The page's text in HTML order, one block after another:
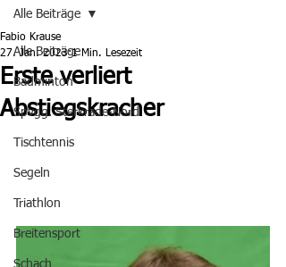
Alle Beiträge
Badminton
Spvgg. Sterkrade-Nord
Tischtennis
Segeln
Triathlon
Breitensport
Schach
Alle Beiträge
Erste verliert
Abstiegskracher
Fabio Krause
27. Jan. 2023 1 Min. Lesezeit